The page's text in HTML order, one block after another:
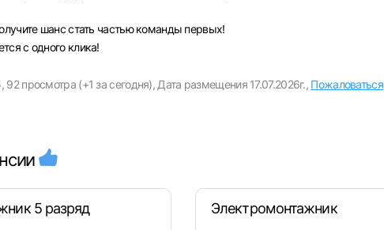
шанс стать частью команды первых!
с одного клика!
92 просмотра (+1 за сегодня), Дата размещения 17.07.2026г., Пожаловаться
5 разряд Электромонтажник